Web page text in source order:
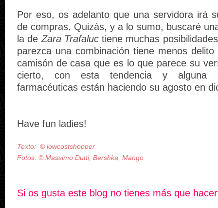
Por eso, os adelanto que una servidora irá
de compras. Quizás, y a lo sumo, buscaré
la de Zara Trafaluctiene muchas
parezca una combinación tiene menos
camisón de casa que es lo que parece su
cierto, con esta tendencia y alguna
farmacéuticas están haciendo su agosto en
Have fun ladies!
Texto: ©lowcostshopper
Fotos: ©Massimo Dutti, Bershka, Mango
Si os gusta este blog no tienes más que